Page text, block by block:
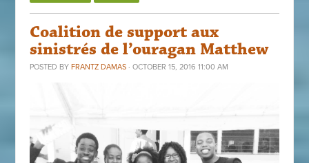
Coalition de support aux
sinistrés de l’ouragan Matthew
POSTED BY FRANTZ DAMAS · OCTOBER 15, 2016 11:00 AM